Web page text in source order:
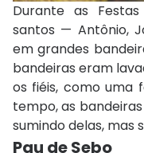
Durante as
santos — Antônio,
em grandes
bandeiras eram
os fiéis, como uma
tempo, as
sumindo delas, mas
Pau de Sebo